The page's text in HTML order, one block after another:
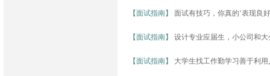
【面试指南】 面试有技巧，你真的‘表现良
【面试指南】 设计专业应届生，小公司和
【面试指南】 大学生找工作勤学习善于利